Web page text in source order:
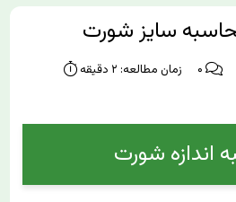
سایز شورت
زمان مطالعه: ۲ دقیقه
اندازه شورت